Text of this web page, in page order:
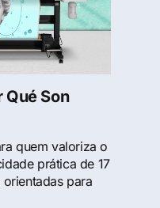
Qué Son
quem valoriza o
prática de 17
para